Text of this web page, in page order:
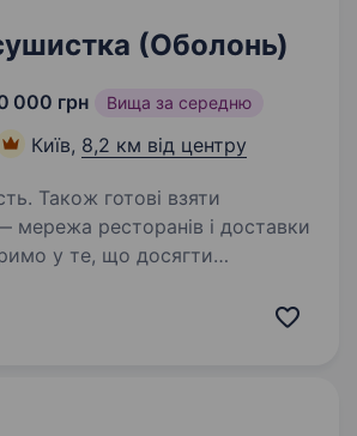
(Оболонь)
000 грн Вища за середню
Київ, 8,2 км від центру
Також готові взяти
у те, що досягти
щоб разом досягати великих